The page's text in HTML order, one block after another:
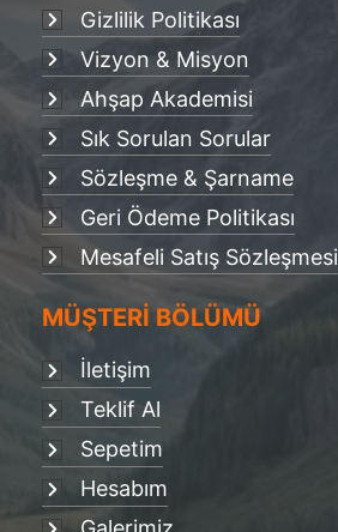
Gizlilik Politikası
Vizyon & Misyon
Ahşap Akademisi
Sık Sorulan Sorular
Sözleşme & Şarname
Geri Ödeme Politikası
Mesafeli Satış Sözleşmesi
MÜŞTERİ BÖLÜMÜ
İletişim
Teklif Al
Sepetim
Hesabım